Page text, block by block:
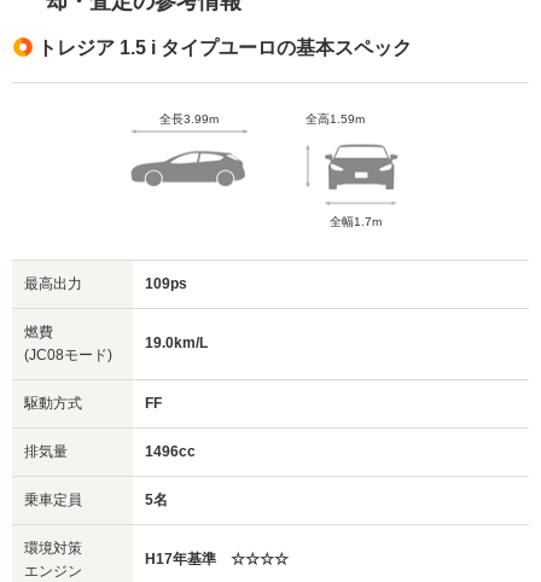
トレジア 1.5 i タイプユーロの基本スペック
全長3.99m 全高1.59m
全幅1.7m
最高出力 109ps
燃費
(JC08モード)
19.0km/L
駆動方式 FF
排気量 1496cc
乗車定員 5名
環境対策
エンジン
H17年基準 ☆☆☆☆